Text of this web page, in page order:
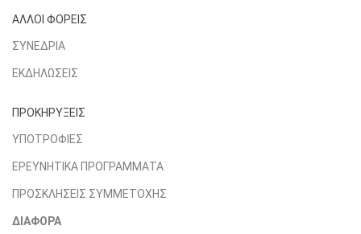
ΑΛΛΟΙ ΦΟΡΕΙΣ
ΣΥΝΕΔΡΙΑ
ΕΚΔΗΛΩΣΕΙΣ
ΠΡΟΚΗΡΥΞΕΙΣ
ΥΠΟΤΡΟΦΙΕΣ
ΕΡΕΥΝΗΤΙΚΑ ΠΡΟΓΡΑΜΜΑΤΑ
ΠΡΟΣΚΛΗΣΕΙΣ ΣΥΜΜΕΤΟΧΗΣ
ΔΙΑΦΟΡΑ